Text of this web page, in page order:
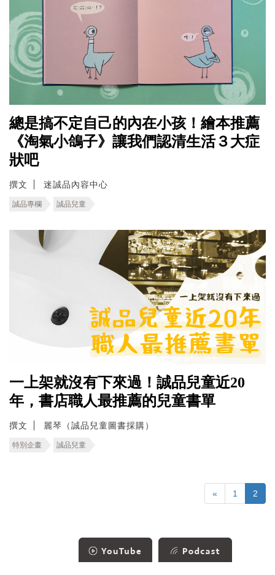
總是搞不定自己的內在小孩！繪本推薦
《淘氣小鴿子》讓我們認清生活３大症
狀吧
撰文 迷誠品內容中心
誠品專欄 誠品兒童
一上架就沒有下來過！誠品兒童近20
年，書店職人最推薦的兒童書單
撰文 麗琴（誠品兒童圖書採購）
特別企畫 誠品兒童
« 1 2